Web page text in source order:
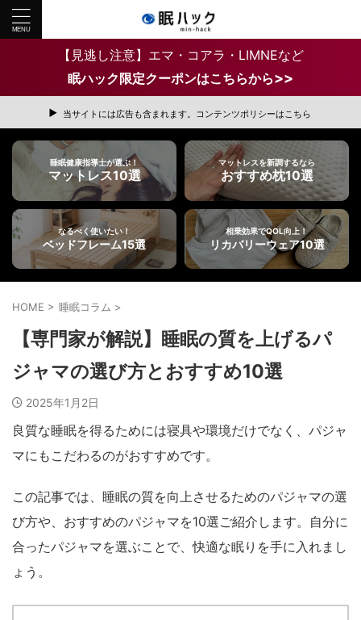
【見逃し注意】エマ・コアラ・LIMNEなど
眠ハック限定クーポンはこちらから>>
当サイトには広告も含まれます。コンテンツポリシーはこちら
睡眠健康指導士が選ぶ！
マットレス10選
マットレスを新調するなら
おすすめ枕10選
なるべく使いたい！
ベッドフレーム15選
相乗効果でQOL向上！
リカバリーウェア10選
HOME > 睡眠コラム >
【専門家が解説】睡眠の質を上げるパ
ジャマの選び方とおすすめ10選
2025年1月2日
良質な睡眠を得るためには寝具や環境だけでなく、パジャ
マにもこだわるのがおすすめです。
この記事では、睡眠の質を向上させるためのパジャマの選
び方や、おすすめのパジャマを10選ご紹介します。自分に
合ったパジャマを選ぶことで、快適な眠りを手に入れまし
ょう。